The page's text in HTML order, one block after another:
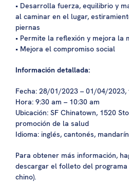
• Desarrolla fuerza, equilibrio y
al caminar en el lugar,
piernas
• Permite la reflexión y mejora la
• Mejora el compromiso social
Información detallada:
Fecha: 28/01/2023 – 01/04/2023,
Hora: 9:30 am – 10:30 am
Ubicación: SF Chinatown, 1520
promoción de la salud
Idioma: inglés, cantonés, mandarín
Para obtener más información,
descargar el folleto del programa
chino).